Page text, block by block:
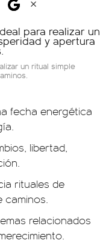
un ritual simple
fecha energética
libertad,
rituales de
caminos.
relacionados